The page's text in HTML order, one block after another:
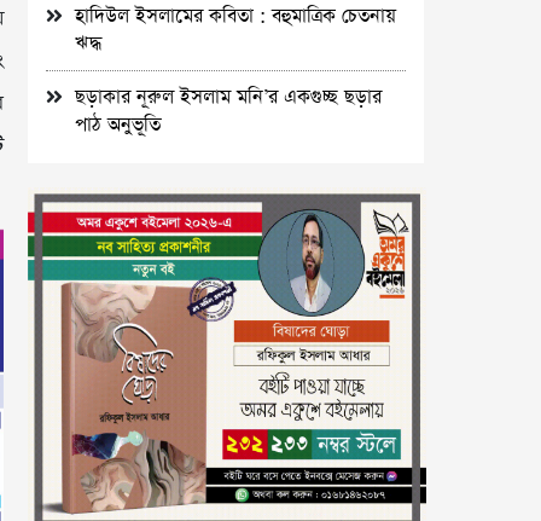
হাদিউল ইসলামের কবিতা : বহুমাত্রিক চেতনায়
ঋদ্ধ
ছড়াকার নূরুল ইসলাম মনি’র একগুচ্ছ ছড়ার
পাঠ অনুভূতি